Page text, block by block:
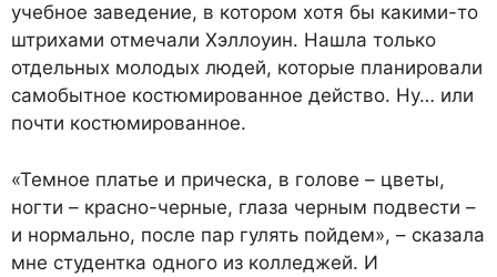
учебное заведение, в котором хотя бы какими-то
штрихами отмечали Хэллоуин. Нашла только
отдельных молодых людей, которые планировали
самобытное костюмированное действо. Ну… или
почти костюмированное.
«Темное платье и прическа, в голове – цветы,
ногти – красно-черные, глаза черным подвести –
и нормально, после пар гулять пойдем», – сказала
мне студентка одного из колледжей. И